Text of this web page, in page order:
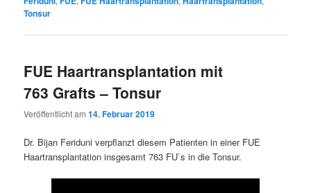
Tonsur
FUE Haartransplantation mit
763 Grafts – Tonsur
Veröffentlicht am14. Februar 2019
Dr. Bijan Feriduni verpflanzt diesem Patienten in einer FUE
Haartransplantation insgesamt 763 FU`s in die Tonsur.